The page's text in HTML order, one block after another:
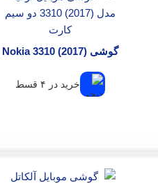
گوشی Nokia 3310 (2017)
خرید در ۴ قسط